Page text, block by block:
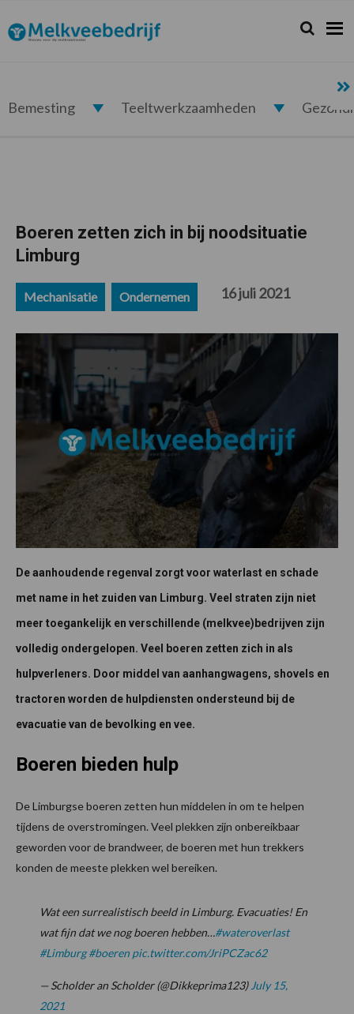
de
hoofdnavigatie
de
hoofd
de
eerste
de
voettekst
Melkveebedrijf.nl Zoeken...
Zoek
Bemesting Teeltwerkzaamheden
Boeren zetten zich in bij noodsituatie
Limburg
Mechanisatie Ondernemen 16 juli 2021
De aanhoudende regenval zorgt voor waterlast en schade
met name in het zuiden van Limburg. Veel straten zijn niet
meer toegankelijk en verschillende (melkvee)bedrijven zijn
volledig ondergelopen. Veel boeren zetten zich in als
hulpverleners. Door middel van aanhangwagens, shovels en
tractoren worden de hulpdiensten ondersteund bij de
evacuatie van de bevolking en vee.
Boeren bieden hulp
De Limburgse boeren zetten hun middelen in om te helpen
tijdens de overstromingen. Veel plekken zijn onbereikbaar
geworden voor de brandweer, de boeren met hun trekkers
konden de meeste plekken wel bereiken.
Wat een surrealistisch beeld in Limburg. Evacuaties! En
wat fijn dat we nog boeren hebben…#wateroverlast
#Limburg #boeren pic.twitter.com/JriPCZac62
— Scholder an Scholder (@Dikkeprima123) July 15,
2021